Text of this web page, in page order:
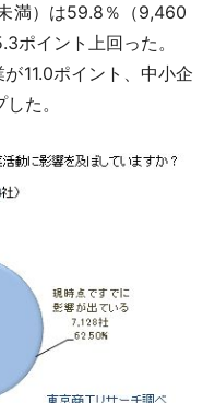
満）は59.8％（9,460
ポイント上回った。
11.0ポイント、中小企
た。